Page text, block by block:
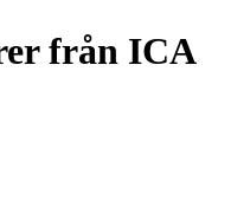
från ICA